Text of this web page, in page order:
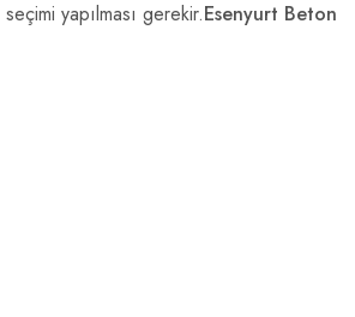
yapılması gerekir.Esenyurt Beton